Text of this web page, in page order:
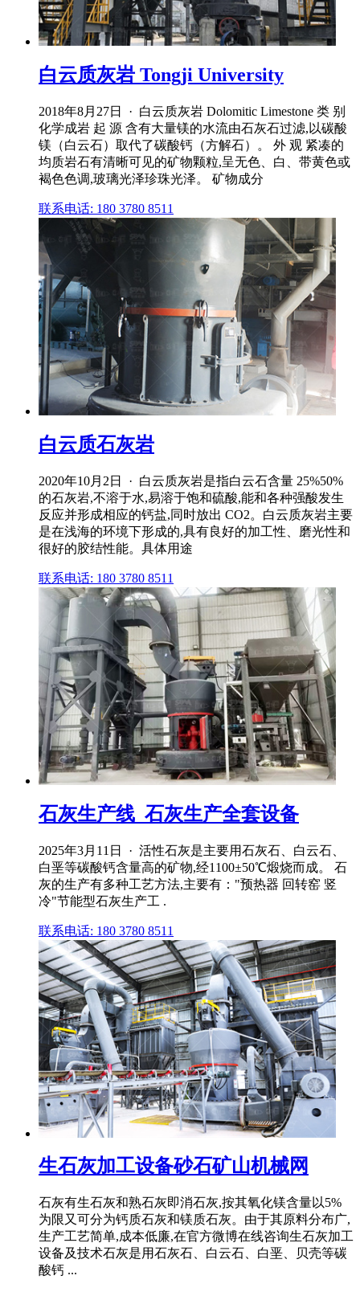
白云质灰岩 Tongji University
2018年8月27日 · 白云质灰岩 Dolomitic Limestone 类 别
化学成岩 起 源 含有大量镁的水流由石灰石过滤,以碳酸
镁（白云石）取代了碳酸钙（方解石）。 外 观 紧凑的
均质岩石有清晰可见的矿物颗粒,呈无色、白、带黄色或
褐色色调,玻璃光泽珍珠光泽。 矿物成分
联系电话: 180 3780 8511
白云质石灰岩
2020年10月2日 · 白云质灰岩是指白云石含量 25%50%
的石灰岩,不溶于水,易溶于饱和硫酸,能和各种强酸发生
反应并形成相应的钙盐,同时放出 CO2。白云质灰岩主要
是在浅海的环境下形成的,具有良好的加工性、磨光性和
很好的胶结性能。具体用途
联系电话: 180 3780 8511
石灰生产线_石灰生产全套设备
2025年3月11日 · 活性石灰是主要用石灰石、白云石、
白垩等碳酸钙含量高的矿物,经1100±50℃煅烧而成。 石
灰的生产有多种工艺方法,主要有："预热器 回转窑 竖
冷"节能型石灰生产工 .
联系电话: 180 3780 8511
生石灰加工设备砂石矿山机械网
石灰有生石灰和熟石灰即消石灰,按其氧化镁含量以5%
为限又可分为钙质石灰和镁质石灰。由于其原料分布广,
生产工艺简单,成本低廉,在官方微博在线咨询生石灰加工
设备及技术石灰是用石灰石、白云石、白垩、贝壳等碳
酸钙 ...